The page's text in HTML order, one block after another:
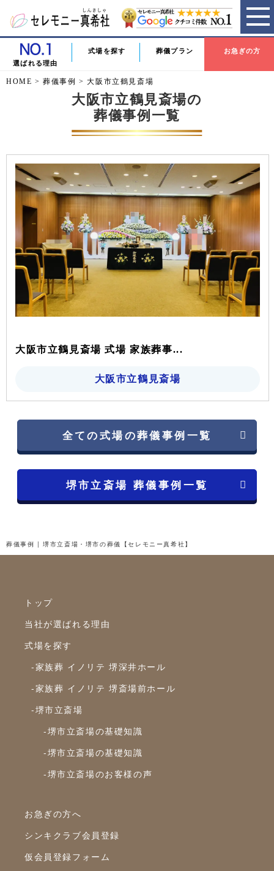
選ばれる理由
式場を探す 葬儀プラン お急ぎの方
HOME >葬儀事例 >大阪市立鶴見斎場
大阪市立鶴見斎場の
葬儀事例一覧
大阪市立鶴見斎場 式場 家族葬事...
大阪市立鶴見斎場
全ての式場の葬儀事例一覧
堺市立斎場 葬儀事例一覧
葬儀事例 | 堺市立斎場・堺市の葬儀【セレモニー真希社】
トップ
当社が選ばれる理由
式場を探す
-家族葬 イノリテ 堺深井ホール
-家族葬 イノリテ 堺斎場前ホール
-堺市立斎場
-堺市立斎場の基礎知識
-堺市立斎場の基礎知識
-堺市立斎場のお客様の声
お急ぎの方へ
シンキクラブ会員登録
仮会員登録フォーム